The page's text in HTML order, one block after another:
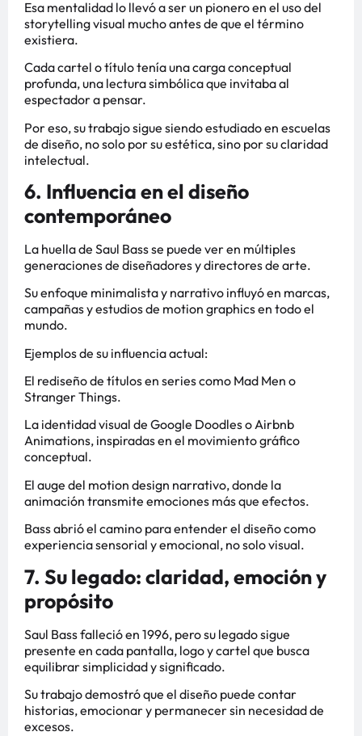
Esa mentalidad lo llevó a ser un pionero en el uso del
storytelling visual mucho antes de que el término
existiera.
Cada cartel o título tenía una carga conceptual
profunda, una lectura simbólica que invitaba al
espectador a pensar.
Por eso, su trabajo sigue siendo estudiado en escuelas
de diseño, no solo por su estética, sino por su claridad
intelectual.
6. Influencia en el diseño
contemporáneo
La huella de Saul Bass se puede ver en múltiples
generaciones de diseñadores y directores de arte.
Su enfoque minimalista y narrativo influyó en marcas,
campañas y estudios de motion graphics en todo el
mundo.
Ejemplos de su influencia actual:
El rediseño de títulos en series como Mad Men o
Stranger Things.
La identidad visual de Google Doodles o Airbnb
Animations, inspiradas en el movimiento gráfico
conceptual.
El auge del motion design narrativo, donde la
animación transmite emociones más que efectos.
Bass abrió el camino para entender el diseño como
experiencia sensorial y emocional, no solo visual.
7. Su legado: claridad, emoción y
propósito
Saul Bass falleció en 1996, pero su legado sigue
presente en cada pantalla, logo y cartel que busca
equilibrar simplicidad y significado.
Su trabajo demostró que el diseño puede contar
historias, emocionar y permanecer sin necesidad de
excesos.